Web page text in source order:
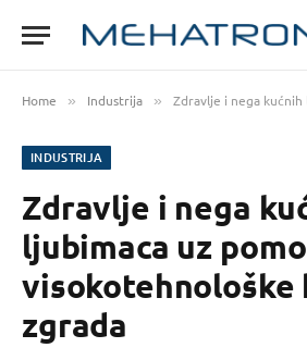
Home » Industrija » Zdravlje i nega kućnih ljubimaca uz
INDUSTRIJA
Zdravlje i nega
ljubimaca uz
visokotehnološke
zgrada